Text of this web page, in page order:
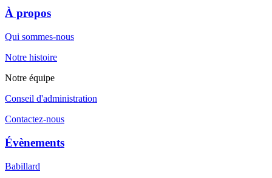
À propos
Qui sommes-nous
Notre histoire
Notre équipe
Conseil d'administration
Contactez-nous
Évènements
Babillard